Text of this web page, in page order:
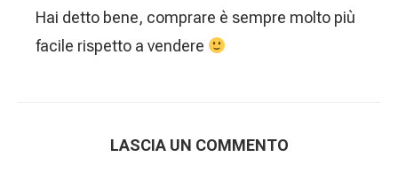
Hai detto bene, comprare è sempre molto più
facile rispetto a vendere
LASCIA UN COMMENTO